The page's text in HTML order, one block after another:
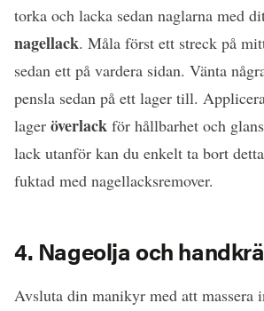
torka och lacka sedan naglarna med
nagellack. Måla först ett streck på
sedan ett på vardera sidan. Vänta
pensla sedan på ett lager till.
lager överlack för hållbarhet och
lack utanför kan du enkelt ta bort
fuktad med nagellacksremover.
4. Nageolja och
Avsluta din manikyr med att massera